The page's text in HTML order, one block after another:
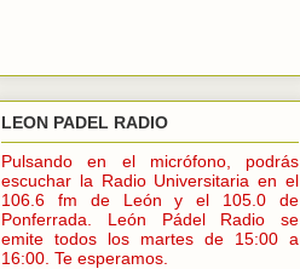
LEON PADEL RADIO
Pulsando en el micrófono, podrás
escuchar la Radio Universitaria en el
106.6 fm de León y el 105.0 de
Ponferrada. León Pádel Radio se
emite todos los martes de 15:00 a
16:00. Te esperamos.